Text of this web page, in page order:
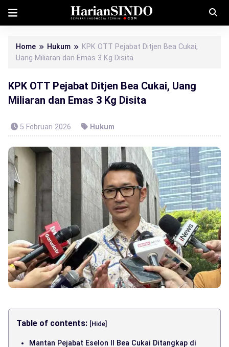
Home Hukum
KPK OTT Pejabat Ditjen Bea Cukai,
Uang Miliaran dan Emas 3 Kg Disita
KPK OTT Pejabat Ditjen Bea Cukai, Uang
Miliaran dan Emas 3 Kg Disita
5 Februari 2026 Hukum
Table of contents: [Hide]
Mantan Pejabat Eselon II Bea Cukai Ditangkap di